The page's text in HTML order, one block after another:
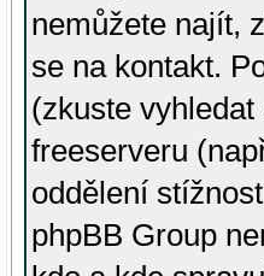
nemůžete najít,
se na kontakt.
(zkuste
freeserveru
oddělení
phpBB Group